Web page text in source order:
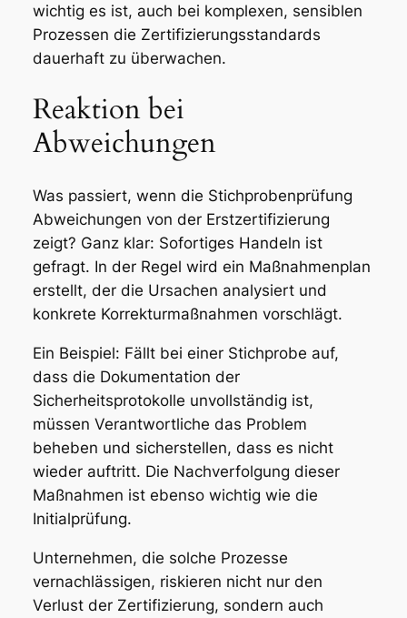
wichtig es ist, auch bei komplexen, sensiblen
Prozessen die Zertifizierungsstandards
dauerhaft zu überwachen.
Reaktion bei
Abweichungen
Was passiert, wenn die Stichprobenprüfung
Abweichungen von der Erstzertifizierung
zeigt? Ganz klar: Sofortiges Handeln ist
gefragt. In der Regel wird ein Maßnahmenplan
erstellt, der die Ursachen analysiert und
konkrete Korrekturmaßnahmen vorschlägt.
Ein Beispiel: Fällt bei einer Stichprobe auf,
dass die Dokumentation der
Sicherheitsprotokolle unvollständig ist,
müssen Verantwortliche das Problem
beheben und sicherstellen, dass es nicht
wieder auftritt. Die Nachverfolgung dieser
Maßnahmen ist ebenso wichtig wie die
Initialprüfung.
Unternehmen, die solche Prozesse
vernachlässigen, riskieren nicht nur den
Verlust der Zertifizierung, sondern auch